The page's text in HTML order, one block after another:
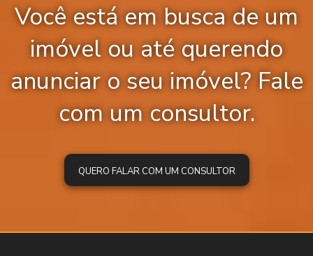
Você está em busca de um
imóvel ou até querendo
anunciar o seu imóvel? Fale
com um consultor.
QUERO FALAR COM UM CONSULTOR